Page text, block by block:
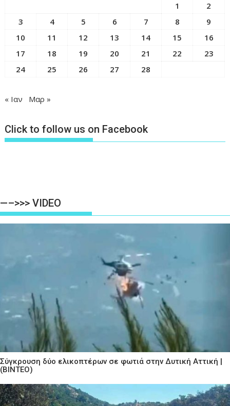
1
2
3
4 5 6 7 8
9
10
11 12 13 14 15
16
17
18 19 20 21 22
23
24
25 26 27 28
« Ιαν Μαρ »
Click to follow us on Facebook
—–>>> VIDEO
Σύγκρουση δύο ελικοπτέρων σε φωτιά στην Δυτική Αττική |
(ΒΙΝΤΕΟ)